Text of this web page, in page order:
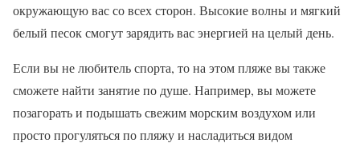
окружающую вас со всех сторон. Высокие волны и мягкий
белый песок смогут зарядить вас энергией на целый день.
Если вы не любитель спорта, то на этом пляже вы также
сможете найти занятие по душе. Например, вы можете
позагорать и подышать свежим морским воздухом или
просто прогуляться по пляжу и насладиться видом